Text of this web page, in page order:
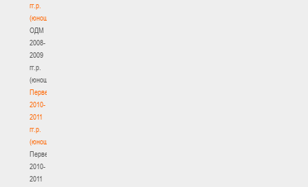
гг.р.
(юноши)
ОДМ
2008-
2009
гг.р.
(юноши)
Первенство
2010-
2011
гг.р.
(юноши)
Первенство
2010-
2011